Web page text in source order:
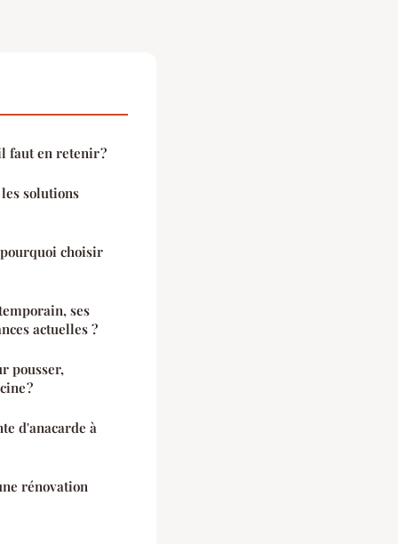
faut en retenir ?
solutions
choisir
ses
actuelles ?
pousser,
?
d'anacarde à
rénovation